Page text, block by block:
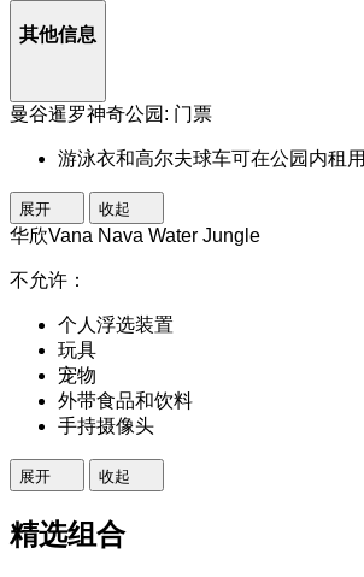
其他信息
曼谷暹罗神奇公园: 门票
游泳衣和高尔夫球车可在公园内租用
展开 收起
华欣Vana Nava Water Jungle
不允许：
个人浮选装置
玩具
宠物
外带食品和饮料
手持摄像头
展开 收起
精选组合